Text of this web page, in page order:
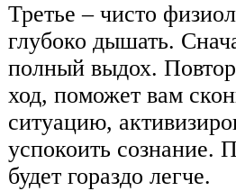
Третье – чисто
глубоко дышать.
полный выдох.
ход, поможет вам
ситуацию,
успокоить сознание.
будет гораздо легче.